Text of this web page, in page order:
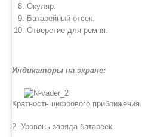
Окуляр.
Батарейный отсек.
Отверстие для ремня.
Индикаторы на экране:
Кратность цифрового приближения.
2. Уровень заряда батареек.